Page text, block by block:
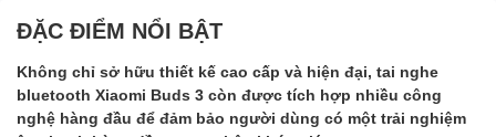
ĐẶC ĐIỂM NỔI BẬT
Không chỉ sở hữu thiết kế cao cấp và hiện đại, tai nghe
bluetooth Xiaomi Buds 3 còn được tích hợp nhiều công
nghệ hàng đầu để đảm bảo người dùng có một trải nghiệm